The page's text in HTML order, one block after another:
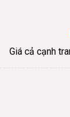
Giá cả cạnh